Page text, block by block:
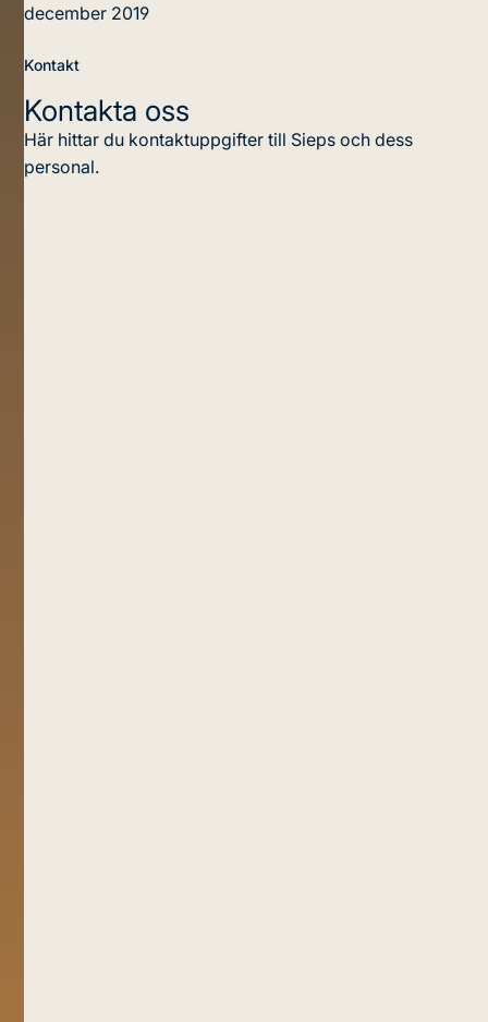
december 2019
Kontakt
Kontakta oss
Här hittar du kontaktuppgifter till Sieps och dess
personal.